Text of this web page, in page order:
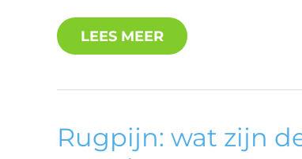
LEES MEER
Rugpijn: wat zijn
RUGPIJN:
WAT
ZIJN